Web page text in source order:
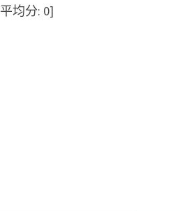
平均分: 0]